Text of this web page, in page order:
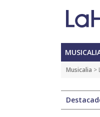
Musicalia >